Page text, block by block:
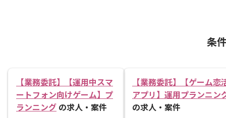
条
【業務委託】【運用中スマ
ートフォン向けゲーム】プ
ランニング の求人・案件
【業務委託】【ゲーム恋
アプリ】運用プランニン
の求人・案件